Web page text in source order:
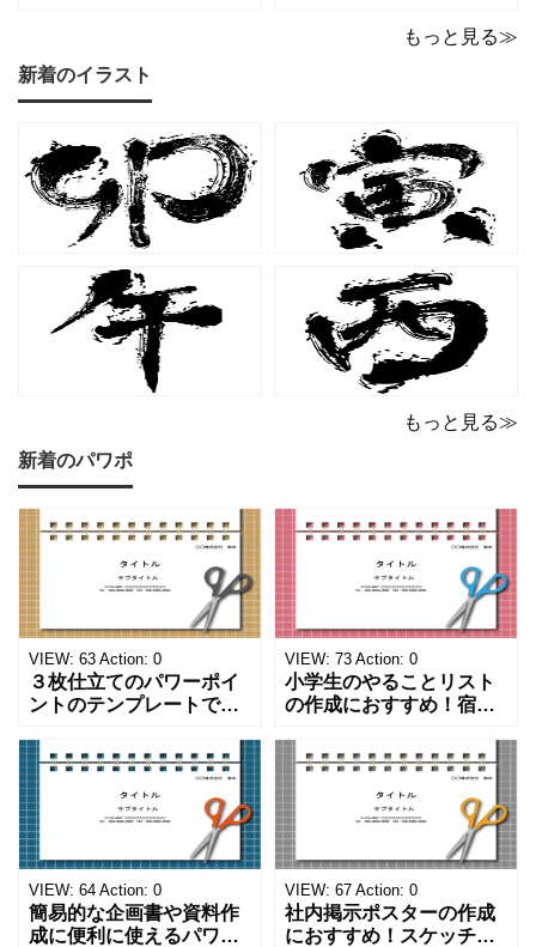
ーの猫デザイン請求書雛
形です。波打ちフレーム
シルエットや小さな肉球
モチーフが、ビジネス文
書にさりげない
おしゃれな請求書フォー
他とは一味違う個性を演
出したいときにも活躍し
ます。 猫カフェやトリミ
ングサロン
もっと見る≫
新着のイラスト
もっと見る≫
新着のパワポ
VIEW: 63 Action: 0
３枚仕立てのパワーポイ
ントのテンプレートで
ペンのワンポイントイラ
ストが描かれています。
ご案内やお知らせなど簡
単な資料を時短で作成で
きる便利なフォーマット
になります。 文房具好き
の方、掲示ポスターを作
成をされたい方におす
VIEW: 73 Action: 0
小学生のやることリスト
の作成におすすめ！宿題
事をまとめたい時のフォ
ーマットにおすすめしま
す。 ノートタイプのフォ
ーマットで文字入れをし
やすく、壁に貼ってもか
わいいデザインです。お
子さんが見てもテンショ
ンが上がるテンプレ
VIEW: 64 Action: 0
簡易的な企画書や資料作
成に便利に使えるパワー
VIEW: 67 Action: 0
社内掲示ポスターの作成
におすすめ！スケッチブ